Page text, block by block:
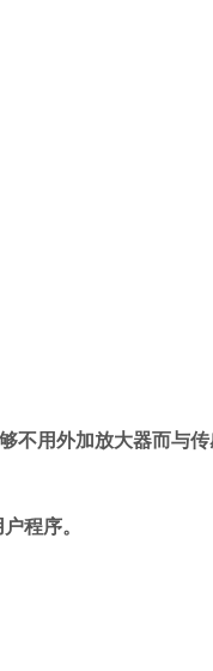
不用外加放大器而与
程序。